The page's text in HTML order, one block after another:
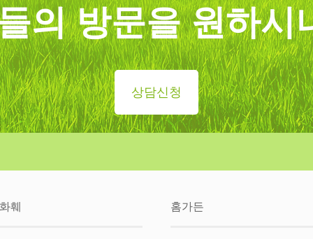
의 방문을 원하시
상담신청
화훼 홈가든